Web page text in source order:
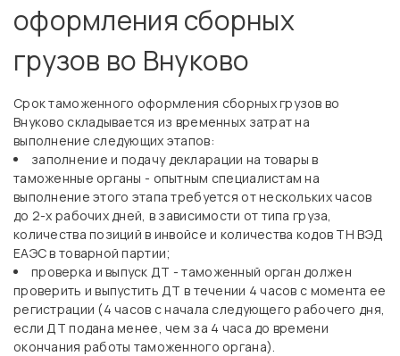
оформления сборных
грузов во Внуково
Срок таможенного оформления сборных грузов во
Внуково складывается из временных затрат на
выполнение следующих этапов:
заполнение и подачу декларации на товары в
таможенные органы - опытным специалистам на
выполнение этого этапа требуется от нескольких часов
до 2-х рабочих дней, в зависимости от типа груза,
количества позиций в инвойсе и количества кодов ТН ВЭД
ЕАЭС в товарной партии;
проверка и выпуск ДТ - таможенный орган должен
проверить и выпустить ДТ в течении 4 часов с момента ее
регистрации (4 часов с начала следующего рабочего дня,
если ДТ подана менее, чем за 4 часа до времени
окончания работы таможенного органа).